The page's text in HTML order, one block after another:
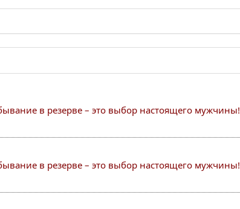
в резерве – это выбор настоящего мужчины!
в резерве – это выбор настоящего мужчины!